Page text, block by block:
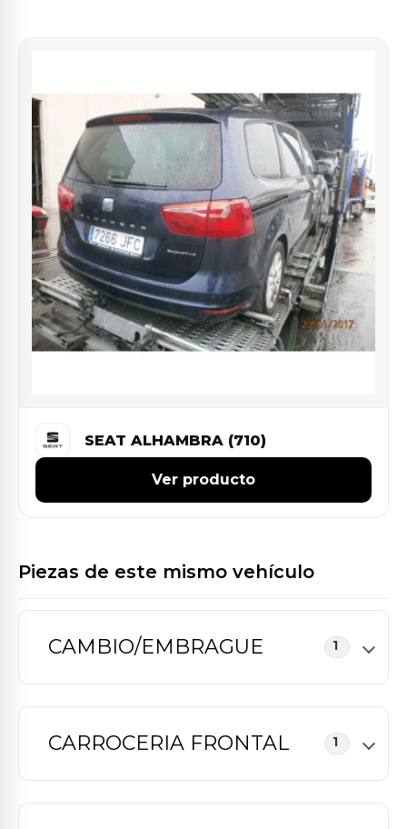
SEAT ALHAMBRA (710)
Ver producto
Piezas de este mismo vehículo
CAMBIO/EMBRAGUE 1
CARROCERIA FRONTAL 1